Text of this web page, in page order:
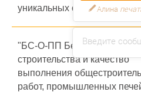
уникальных объектах"
"БС-О-ПП Безопасность
строительства и качество
выполнения
работ, промышленных
Введите
Алина